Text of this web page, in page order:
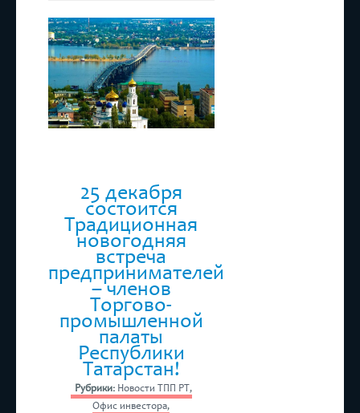
Саратовская
область,
ТПП РТ
25 декабря
состоится
Традиционная
новогодняя
встреча
предпринимателей
– членов
Торгово-
промышленной
палаты
Республики
Татарстан!
Рубрики: Новости ТПП РТ,
Офис инвестора,